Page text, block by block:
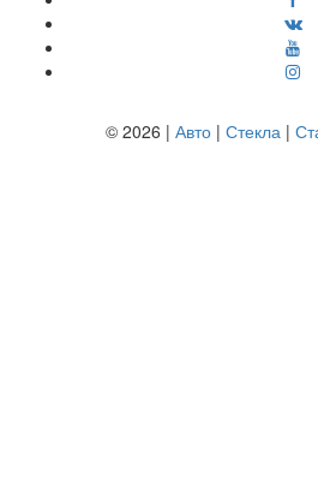
© 2026 | Авто | Стекла |